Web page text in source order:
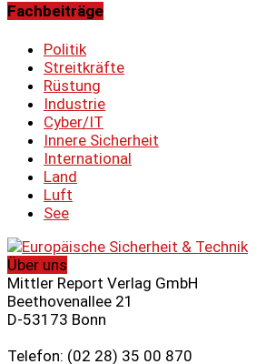
Fachbeiträge
Politik
Streitkräfte
Rüstung
Industrie
Cyber/IT
Innere Sicherheit
International
Land
Luft
See
Über uns
Mittler Report Verlag GmbH
Beethovenallee 21
D-53173 Bonn
Telefon: (02 28) 35 00 870